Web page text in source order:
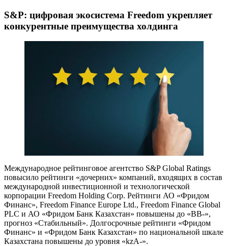
S&P: цифровая экосистема Freedom укрепляет
конкурентные преимущества холдинга
Международное рейтинговое агентство S&P Global Ratings
повысило рейтинги «дочерних» компаний, входящих в состав
международной инвестиционной и технологической
корпорации Freedom Holding Corp. Рейтинги АО «Фридом
Финанс», Freedom Finance Еurope Ltd., Freedom Finance Global
PLC и АО «Фридом Банк Казахстан» повышены до «BB-»,
прогноз «Стабильный». Долгосрочные рейтинги «Фридом
Финанс» и «Фридом Банк Казахстан» по национальной шкале
Казахстана повышены до уровня «kzA-».